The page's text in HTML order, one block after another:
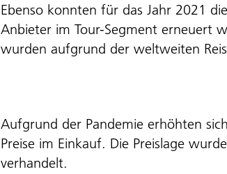
Ebenso konnten für das Jahr 2021
Anbieter im Tour-Segment erneuert
wurden aufgrund der weltweiten
Aufgrund der Pandemie erhöhten
Preise im Einkauf. Die Preislage
verhandelt.